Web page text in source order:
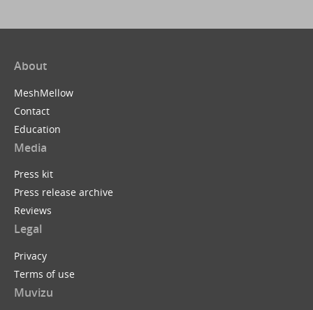
About
MeshMellow
Contact
Education
Media
Press kit
Press release archive
Reviews
Legal
Privacy
Terms of use
Muvizu